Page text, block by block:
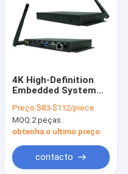
4K High-Definition
Embedded System
Android Digital
Signage Display Box
Preto para
Preço:$83-$112/piece
MOQ:2 peças
obtenha o ultimo preço
contacto